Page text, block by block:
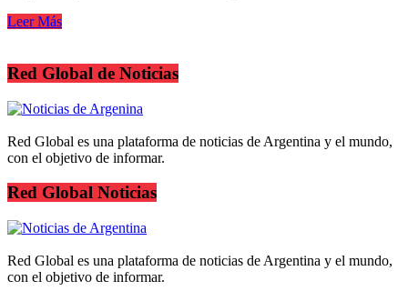
Leer Más
Red Global de Noticias
Red Global es una plataforma de noticias de Argentina y el mundo,
con el objetivo de informar.
Red Global Noticias
Red Global es una plataforma de noticias de Argentina y el mundo,
con el objetivo de informar.